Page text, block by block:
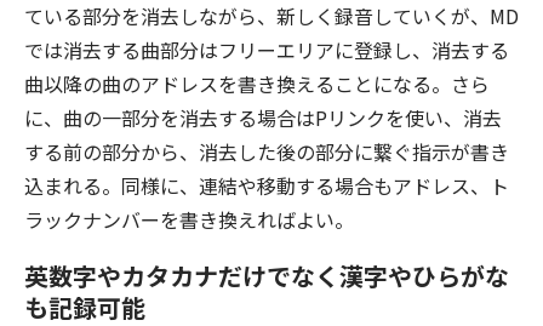
ている部分を消去しながら、新しく録音していくが、MD
では消去する曲部分はフリーエリアに登録し、消去する
曲以降の曲のアドレスを書き換えることになる。さら
に、曲の一部分を消去する場合はPリンクを使い、消去
する前の部分から、消去した後の部分に繋ぐ指示が書き
込まれる。同様に、連結や移動する場合もアドレス、ト
ラックナンバーを書き換えればよい。
英数字やカタカナだけでなく漢字やひらがな
も記録可能